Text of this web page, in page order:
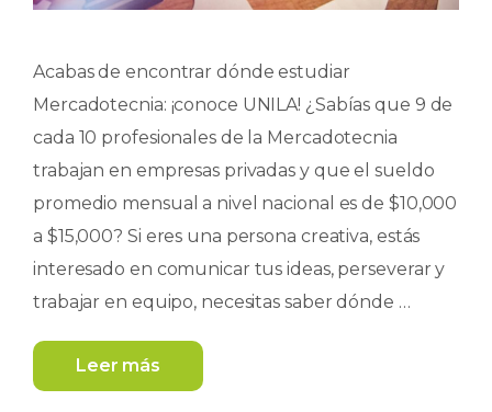
Acabas de encontrar dónde estudiar
Mercadotecnia: ¡conoce UNILA! ¿Sabías que 9 de
cada 10 profesionales de la Mercadotecnia
trabajan en empresas privadas y que el sueldo
promedio mensual a nivel nacional es de $10,000
a $15,000? Si eres una persona creativa, estás
interesado en comunicar tus ideas, perseverar y
trabajar en equipo, necesitas saber dónde …
Leer más